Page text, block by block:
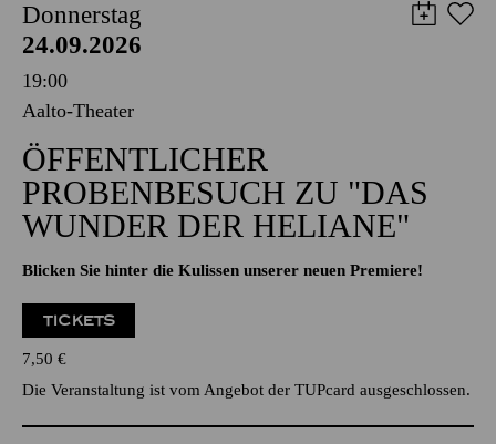
Donnerstag
24.09.2026
19:00
Aalto-Theater
ÖFFENTLICHER
PROBENBESUCH ZU "DAS
WUNDER DER HELIANE"
Blicken Sie hinter die Kulissen unserer neuen Premiere!
TICKETS
7,50 €
Die Veranstaltung ist vom Angebot der TUPcard ausgeschlossen.